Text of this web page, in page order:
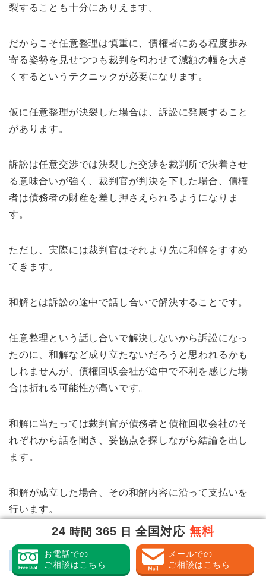
裂することも十分にありえます。
だからこそ任意整理は慎重に、債権者にある程度歩み
寄る姿勢を見せつつも裁判を匂わせて減額の幅を大き
くするというテクニックが必要になります。
仮に任意整理が決裂した場合は、訴訟に発展すること
があります。
訴訟は任意交渉では決裂した交渉を裁判所で決着させ
る意味合いが強く、裁判官が判決を下した場合、債権
者は債務者の財産を差し押さえられるようになりま
す。
ただし、実際には裁判官はそれより先に和解をすすめ
てきます。
和解とは訴訟の途中で話し合いで解決することです。
任意整理という話し合いで解決しないから訴訟になっ
たのに、和解など成り立たないだろうと思われるかも
しれませんが、債権回収会社が途中で不利を感じた場
合は折れる可能性が高いです。
和解に当たっては裁判官が債務者と債権回収会社のそ
れぞれから話を聞き、妥協点を探しながら結論を出し
ます。
和解が成立した場合、その和解内容に沿って支払いを
行います。
他の債務整理手続き
24 時間 365 日 全国対応 無料
お電話での
ご相談はこちら
メールでの
ご相談はこちら